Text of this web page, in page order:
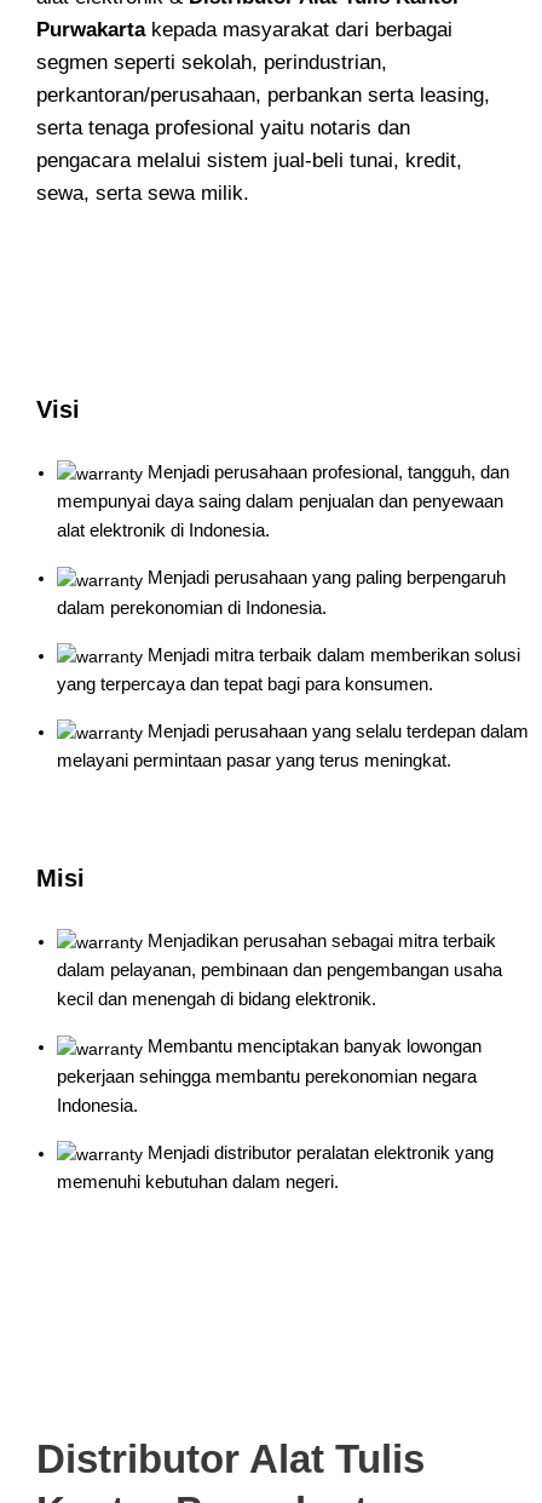
Purwakartakepada masyarakat dari berbagai
segmen seperti sekolah, perindustrian,
perkantoran/perusahaan, perbankan serta leasing,
serta tenaga profesional yaitu notaris dan
pengacara melalui sistem jual-beli tunai, kredit,
sewa, serta sewa milik.
Visi
Menjadi perusahaan profesional, tangguh, dan
mempunyai daya saing dalam penjualan dan penyewaan
alat elektronik di Indonesia.
Menjadi perusahaan yang paling berpengaruh
dalam perekonomian di Indonesia.
Menjadi mitra terbaik dalam memberikan solusi
yang terpercaya dan tepat bagi para konsumen.
Menjadi perusahaan yang selalu terdepan dalam
melayani permintaan pasar yang terus meningkat.
Misi
Menjadikan perusahan sebagai mitra terbaik
dalam pelayanan, pembinaan dan pengembangan usaha
kecil dan menengah di bidang elektronik.
Membantu menciptakan banyak lowongan
pekerjaan sehingga membantu perekonomian negara
Indonesia.
Menjadi distributor peralatan elektronik yang
memenuhi kebutuhan dalam negeri.
Distributor Alat Tulis